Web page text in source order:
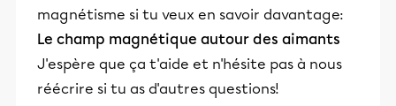
magnétisme si tu veux en savoir davantage:
Le champ magnétique autour des aimants
J'espère que ça t'aide et n'hésite pas à nous
réécrire si tu as d'autres questions!